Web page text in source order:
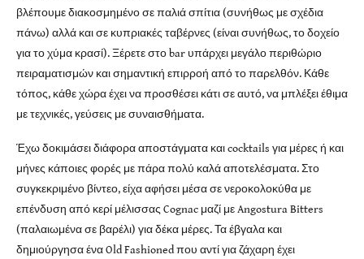
βλέπουμε διακοσμημένο σε παλιά σπίτια (συνήθως με σχέδια
πάνω) αλλά και σε κυπριακές ταβέρνες (είναι συνήθως, το δοχείο
για το χύμα κρασί). Ξέρετε στο bar υπάρχει μεγάλο περιθώριο
πειραματισμών και σημαντική επιρροή από το παρελθόν. Κάθε
τόπος, κάθε χώρα έχει να προσθέσει κάτι σε αυτό, να μπλέξει έθιμα
με τεχνικές, γεύσεις με συναισθήματα.
Έχω δοκιμάσει διάφορα αποστάγματα και cocktails για μέρες ή και
μήνες κάποιες φορές με πάρα πολύ καλά αποτελέσματα. Στο
συγκεκριμένο βίντεο, είχα αφήσει μέσα σε νεροκολοκύθα με
επένδυση από κερί μέλισσας Cognac μαζί με Angostura Bitters
(παλαιωμένα σε βαρέλι) για δέκα μέρες. Τα έβγαλα και
δημιούργησα ένα Old Fashioned που αντί για ζάχαρη έχει